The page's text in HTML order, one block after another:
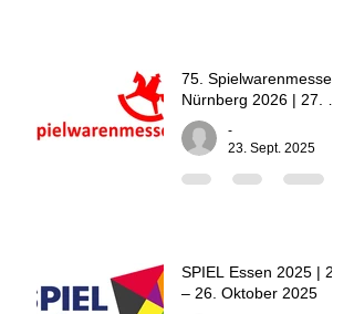
75. Spielwarenmesse in
Nürnberg 2026 | 27. –
31. Jänner 2026
-
23. Sept. 2025
SPIEL Essen 2025 | 23.
– 26. Oktober 2025